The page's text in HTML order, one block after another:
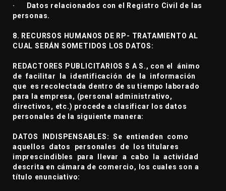
· Datos relacionados con el Registro Civil de las
personas.
8. RECURSOS HUMANOS DE RP- TRATAMIENTO AL
CUAL SERÁN SOMETIDOS LOS DATOS:
REDACTORES PUBLICITARIOS S A S., con el ánimo
de facilitar la identificación de la información
que es recolectada dentro de su tiempo laborado
para la empresa, (personal administrativo,
directivos, etc.) procede a clasificar los datos
personales de la siguiente manera:
DATOS INDISPENSABLES: Se entienden como
aquellos datos personales de los titulares
imprescindibles para llevar a cabo la actividad
descrita en cámara de comercio, los cuales son a
título enunciativo: